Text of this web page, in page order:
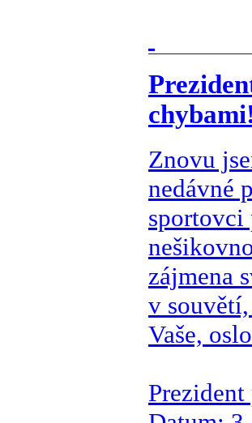
Znovu
nedávné
sportovci
zájmena
v
Vaše,